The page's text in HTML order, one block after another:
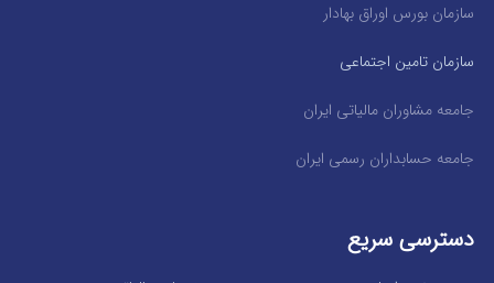
سازمان بورس اوراق بهادار
سازمان تامین اجتماعی
جامعه مشاوران مالیاتی ایران
جامعه حسابداران رسمی ایران
دسترسی سریع